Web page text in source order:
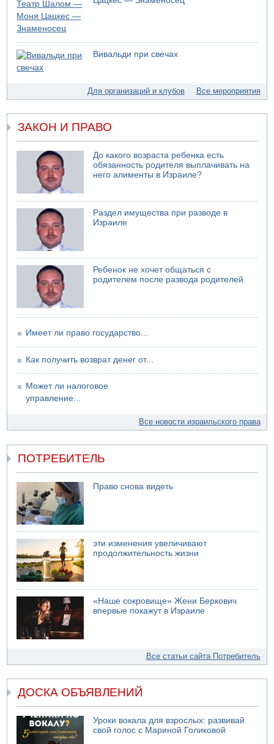
05.08.2026 18:28
МАДА призывает израильтян срочно сдавать кровь
четверг о создании новой политической партии
05.08.2026 13:49
05.08.2026 13:32
В России горят новые склады
Вивальди при свечах
Для организаций и клубов Все мероприятия
ЗАКОН И ПРАВО
До какого возраста ребенка есть
обязанность родителя выплачивать на
него алименты в Израиле?
Раздел имущества при разводе в
Израиле
Ребенок не хочет общаться с
родителем после развода родителей
Имеет ли право государство...
Как получить возврат денег от...
Может ли налоговое
управление...
Все новости израильского права
ПОТРЕБИТЕЛЬ
Право снова видеть
эти изменения увеличивают
продолжительность жизни
«Наше сокровище» Жени Беркович
впервые покажут в Израиле
Все статьи сайта Потребитель
ДОСКА ОБЪЯВЛЕНИЙ
Уроки вокала для взрослых: развивай
свой голос с Мариной Голиковой